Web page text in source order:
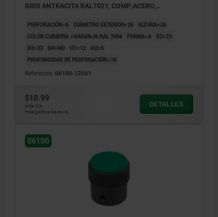
GRIS ANTRACITA RAL7021, COMP:ACERO,
PERFORACIÓN=6 DIÁMETRO EXTERIOR=26 ALTURA=26
COLOR CUBIERTA =NARANJA RAL 2004
FORMA=A
D2=23
D3=23
D4=M3 H1=12
H2=6
PROFUNDIDAD DE PERFORACIÓN=10
Referencia: 06100-12061
$10.99
más IVA.
más gastos de envío
DETALLES
06100